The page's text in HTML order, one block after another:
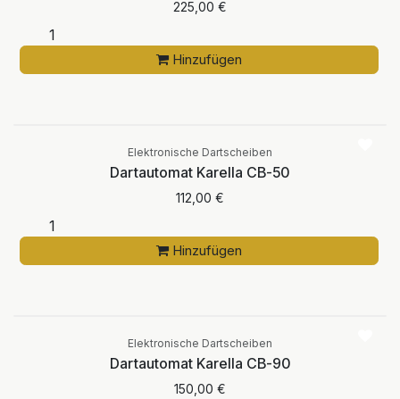
225,00 €
Hinzufügen
Elektronische Dartscheiben
Dartautomat Karella CB-50
112,00 €
Hinzufügen
Elektronische Dartscheiben
Dartautomat Karella CB-90
150,00 €